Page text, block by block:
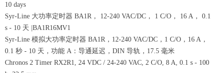
10 days
Syr-Line 大功率定时器 BA1R， 12-240 VAC/DC， 1 C/O， 16 A， 0.1
s - 10 天 |BA1R16MV1
Syr-Line 模拟大功率定时器 BA1R，12-240 VAC/DC，1 C/O，16 A，
0.1 秒 - 10 天，功能 A：导通延迟，DIN 导轨，17.5 毫米
Chronos 2 Timer RX2R1, 24 VDC / 24-240 VAC, 2 C/O, 8 A, 0.1 s - 100